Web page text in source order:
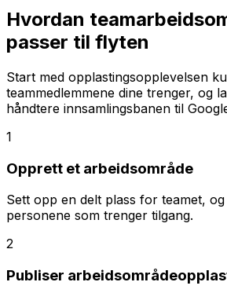
Hvordan
passer til flyten
Start med opplastingsopplevelsen
teammedlemmene dine trenger, og
håndtere innsamlingsbanen til
1
Opprett et arbeidsområde
Sett opp en delt plass for teamet,
personene som trenger tilgang.
2
Publiser